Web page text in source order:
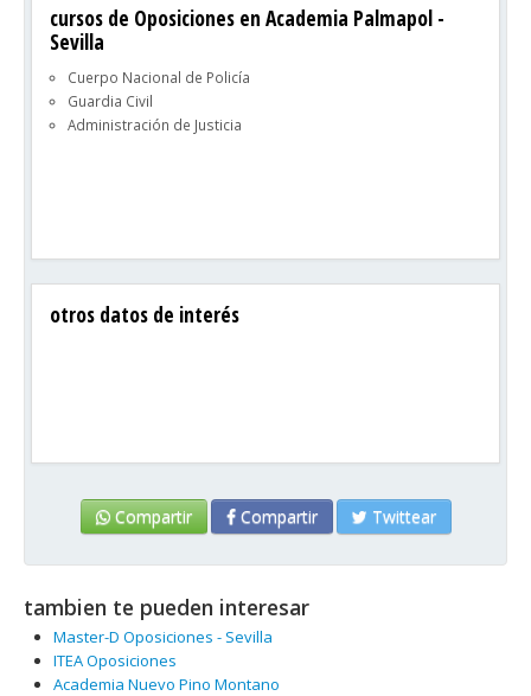
cursos de Oposiciones en Academia Palmapol -
Sevilla
Cuerpo Nacional de Policía
Guardia Civil
Administración de Justicia
otros datos de interés
Compartir Compartir Twittear
tambien te pueden interesar
Master-D Oposiciones - Sevilla
ITEA Oposiciones
Academia Nuevo Pino Montano